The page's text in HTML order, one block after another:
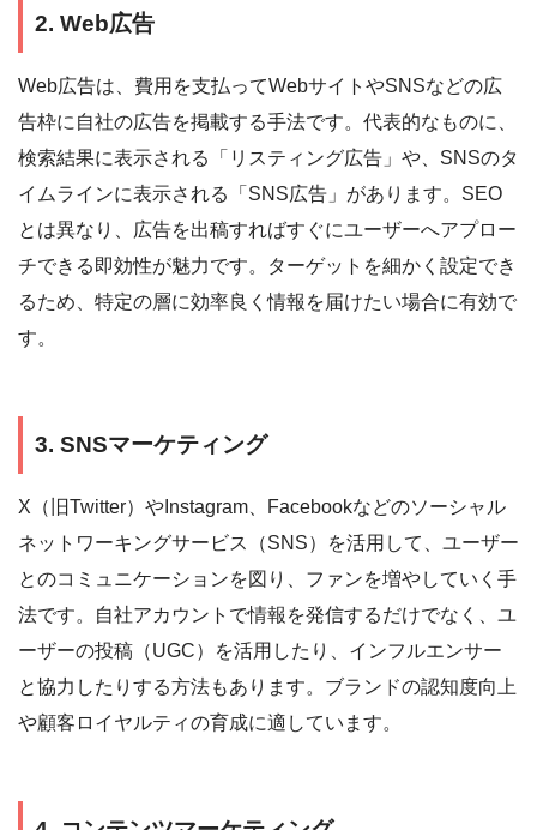
2. Web広告
Web広告は、費用を支払ってWebサイトやSNSなどの広
告枠に自社の広告を掲載する手法です。代表的なものに、
検索結果に表示される「リスティング広告」や、SNSのタ
イムラインに表示される「SNS広告」があります。SEO
とは異なり、広告を出稿すればすぐにユーザーへアプロー
チできる即効性が魅力です。ターゲットを細かく設定でき
るため、特定の層に効率良く情報を届けたい場合に有効で
す。
3. SNSマーケティング
X（旧Twitter）やInstagram、Facebookなどのソーシャル
ネットワーキングサービス（SNS）を活用して、ユーザー
とのコミュニケーションを図り、ファンを増やしていく手
法です。自社アカウントで情報を発信するだけでなく、ユ
ーザーの投稿（UGC）を活用したり、インフルエンサー
と協力したりする方法もあります。ブランドの認知度向上
や顧客ロイヤルティの育成に適しています。